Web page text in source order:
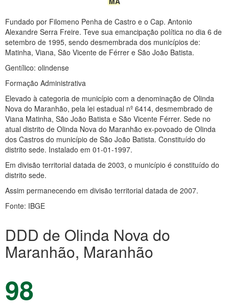
Fundado por Filomeno Penha de Castro e o Cap. Antonio
Alexandre Serra Freire. Teve sua emancipação política no dia 6 de
setembro de 1995, sendo desmembrada dos municípios de:
Matinha, Viana, São Vicente de Férrer e São João Batista.
Gentílico: olindense
Formação Administrativa
Elevado à categoria de município com a denominação de Olinda
Nova do Maranhão, pela lei estadual nº 6414, desmembrado de
Viana Matinha, São João Batista e São Vicente Férrer. Sede no
atual distrito de Olinda Nova do Maranhão ex-povoado de Olinda
dos Castros do município de São João Batista. Constituído do
distrito sede. Instalado em 01-01-1997.
Em divisão territorial datada de 2003, o município é constituído do
distrito sede.
Assim permanecendo em divisão territorial datada de 2007.
Fonte: IBGE
DDD de Olinda Nova do
Maranhão, Maranhão
98